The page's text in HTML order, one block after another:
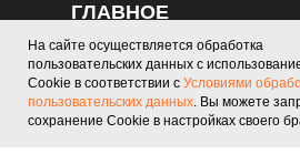
нам предлагать
ценам на 20-30% ниже
Контакты
О нас
ГЛАВНОЕ
На сайте осуществляется обработка
пользовательских данных с
Cookie в соответствии с Условиями
пользовательских данных. Вы можете
сохранение Cookie в настройках своего